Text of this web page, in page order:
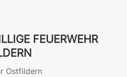
FEUERWEHR
Ostfildern